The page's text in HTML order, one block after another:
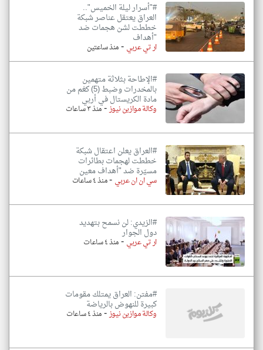
#"أسرار ليلة الخميس"..
العراق يعتقل عناصر شبكة
خططت لشن هجمات ضد
"أهداف
ار تي عربي -منذ ساعتين
#الإطاحة بثلاثة متهمين
بالمخدرات وضبط (5) كغم من
مادة الكريستال في أربي
وكالة موازين نيوز-منذ ٣ ساعات
#العراق يعلن اعتقال شبكة
خططت لهجمات بطائرات
مسيّرة ضد "أهداف معين
سي ان ان عربي -منذ ٤ ساعات
#الزيدي: لن نسمح بتهديد
دول الجوار
ار تي عربي-منذ ٤ ساعات
#مفتن: العراق يمتلك مقومات
كبيرة للنهوض بالرياضة
وكالة موازين نيوز-منذ ٤ ساعات